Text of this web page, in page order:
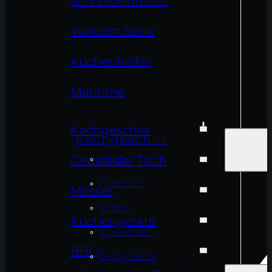
Vakuum Serie
Küchenhelfer
Maritime
Kochgeschirr
Gedeckter Tisch
Messer
Küchengeräte
BBQ
Kochgeschirr
Töpfe
Pfannen
Bräter
Gusseisen
5-ply Serie